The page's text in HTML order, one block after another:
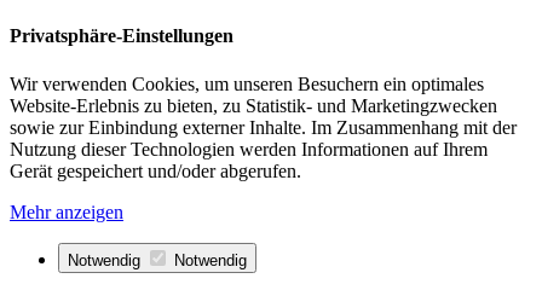
Privatsphäre-Einstellungen
Wir verwenden Cookies, um unseren Besuchern ein optimales
Website-Erlebnis zu bieten, zu Statistik- und Marketingzwecken
sowie zur Einbindung externer Inhalte. Im Zusammenhang mit der
Nutzung dieser Technologien werden Informationen auf Ihrem
Gerät gespeichert und/oder abgerufen.
Mehr anzeigen
Notwendig Notwendig